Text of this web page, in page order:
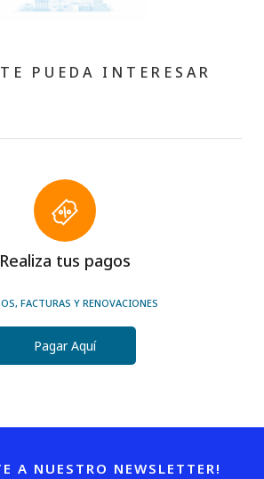
PUEDA INTERESAR
Realiza tus pagos
FACTURAS Y RENOVACIONES
Pagar Aquí
A NUESTRO NEWSLETTER!